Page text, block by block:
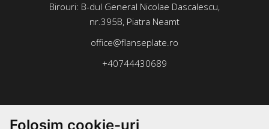
Folosim cookie-uri
Birouri: B-dul General Nicolae Dascalescu,
nr.395B, Piatra Neamt
office@flanseplate.ro
+40744430689